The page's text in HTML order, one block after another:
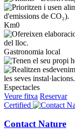
Km0
Gastronomia local
Espectacles
Veure fitxa Reservar
Certified
Contact Nature